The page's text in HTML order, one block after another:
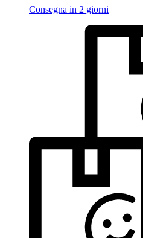
Consegna in 2 giorni